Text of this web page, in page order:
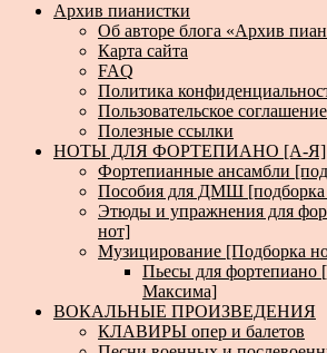
Архив пианистки
Об авторе блога «Архив
Карта сайта
FAQ
Политика
Пользовательское соглашение
Полезные ссылки
НОТЫ ДЛЯ ФОРТЕПИАНО [А-Я]
Фортепианные ансамбли
Пособия для ДМШ [подборка
Этюды и упражнения для
нот]
Музицирование [Подборка
Пьесы для фортепиано
Максима]
ВОКАЛЬНЫЕ ПРОИЗВЕДЕНИЯ
КЛАВИРЫ опер и балетов